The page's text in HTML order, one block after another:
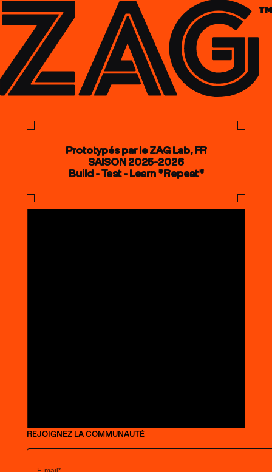
Prototypés par le ZAG Lab, FR
SAISON 2025-2026
Build - Test - Learn *Repeat*
REJOIGNEZ LA COMMUNAUTÉ